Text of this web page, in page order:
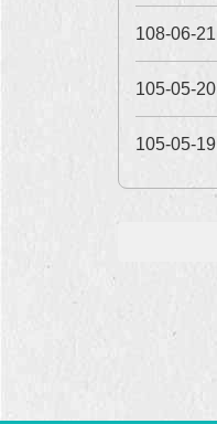
108-06-21
105-05-20
105-05-19